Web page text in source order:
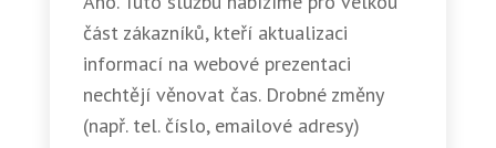
část zákazníků, kteří aktualizaci
informací na webové prezentaci
nechtějí věnovat čas. Drobné změny
(např. tel. číslo, emailové adresy)